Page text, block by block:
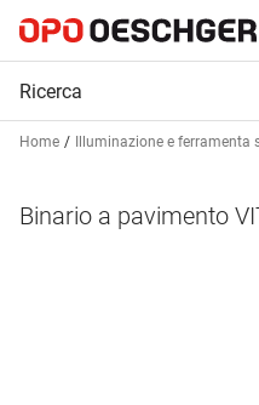
Home Illuminazione e ferramenta
Binario a pavimento